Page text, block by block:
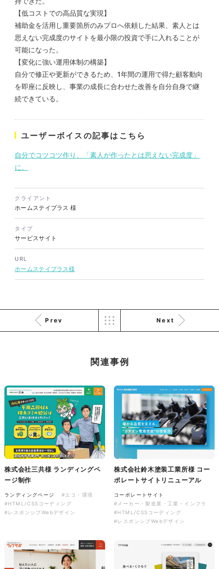
株式会社三共様 ドリップコー
ヒーパッケージ
#イラスト
#エコ・環境
ソレイユ障害年金サポートセン
作
コーポレートサイト
#介護・福祉
#HTML/CSSコーディング
#レスポンシブWebデザイン
ージデザイン
パッケージ
#食品・飲食
#パッケージデザイン
#グラフィックデザイン
【低コストでの高品質な実現】
補助金を活用し重要箇所のみプロへ依頼した結果、素人とは
思えない完成度のサイトを最小限の投資で手に入れることが
可能になった。
【変化に強い運用体制の構築】
自分で修正や更新ができるため、1年間の運用で得た顧客動向
を即座に反映し、事業の成長に合わせた改善を自分自身で継
続できている。
ユーザーボイスの記事はこちら
自分でコツコツ作り、「素人が作ったとは思えない完成度」
に。
クライアント
ホームステイプラス 様
タイプ
サービスサイト
URL
ホームステイプラス様
Prev Next
関連事例
株式会社三共様 ランディングペ
ージ制作
ランディングページ
#エコ・環境
#HTML/CSSコーディング
#レスポンシブWebデザイン
株式会社鈴木塗装工業所様 コー
ポレートサイトリニューアル
コーポレートサイト
#メーカー・製造業・工業・インフラ
#HTML/CSSコーディング
#レスポンシブWebデザイン